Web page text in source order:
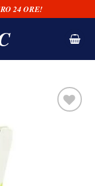
24 ORE!